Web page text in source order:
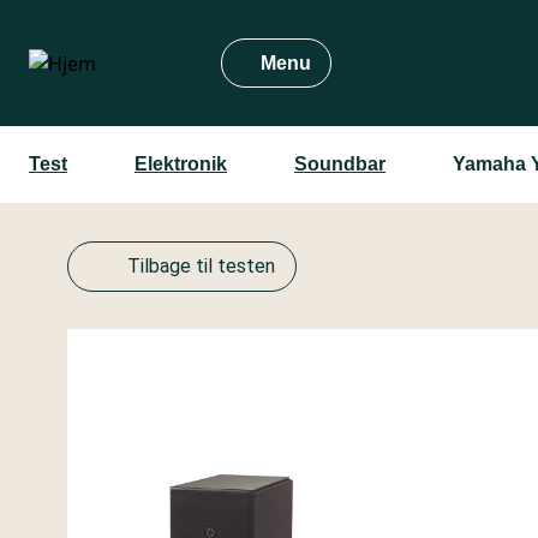
hovedindhold
Menu
Test Elektronik Soundbar Yamaha
Tilbage til testen